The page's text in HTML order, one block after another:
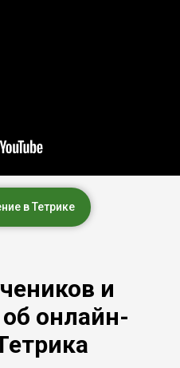
в Тетрике
и
онлайн-